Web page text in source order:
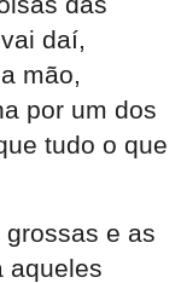
daí,
mão,
por um dos
tudo o que
e as
aqueles